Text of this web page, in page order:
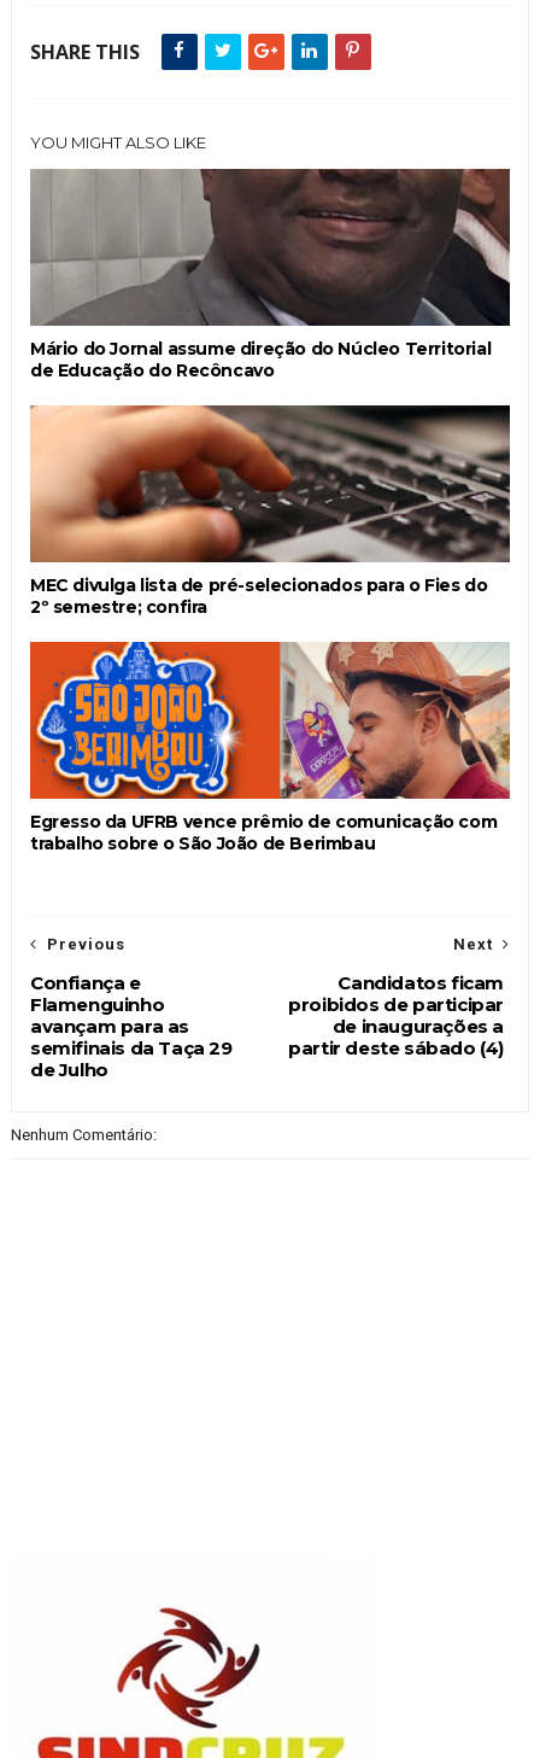
SHARE THIS
YOU MIGHT ALSO LIKE
Mário do Jornal assume direção do Núcleo Territorial
de Educação do Recôncavo
MEC divulga lista de pré-selecionados para o Fies do
2º semestre; confira
Egresso da UFRB vence prêmio de comunicação com
trabalho sobre o São João de Berimbau
Next
Candidatos ficam
proibidos de participar
de inaugurações a
partir deste sábado (4)
Previous
Confiança e
Flamenguinho
avançam para as
semifinais da Taça 29
de Julho
Nenhum Comentário: